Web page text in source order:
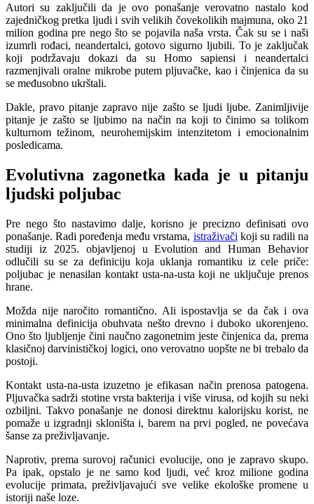
Autori su zaključili da je ovo ponašanje verovatno nastalo kod
zajedničkog pretka ljudi i svih velikih čovekolikih majmuna, oko 21
milion godina pre nego što se pojavila naša vrsta. Čak su se i naši
izumrli rođaci, neandertalci, gotovo sigurno ljubili. To je zaključak
koji podržavaju dokazi da su Homo sapiensi i neandertalci
razmenjivali oralne mikrobe putem pljuvačke, kao i činjenica da su
se međusobno ukrštali.
Dakle, pravo pitanje zapravo nije zašto se ljudi ljube. Zanimljivije
pitanje je zašto se ljubimo na način na koji to činimo sa tolikom
kulturnom težinom, neurohemijskim intenzitetom i emocionalnim
posledicama.
Evolutivna zagonetka kada je u pitanju
ljudski poljubac
Pre nego što nastavimo dalje, korisno je precizno definisati ovo
ponašanje. Radi poređenja među vrstama, istraživači koji su radili na
studiji iz 2025. objavljenoj u Evolution and Human Behavior
odlučili su se za definiciju koja uklanja romantiku iz cele priče:
poljubac je nenasilan kontakt usta-na-usta koji ne uključuje prenos
hrane.
Možda nije naročito romantično. Ali ispostavlja se da čak i ova
minimalna definicija obuhvata nešto drevno i duboko ukorenjeno.
Ono što ljubljenje čini naučno zagonetnim jeste činjenica da, prema
klasičnoj darvinističkoj logici, ono verovatno uopšte ne bi trebalo da
postoji.
Kontakt usta-na-usta izuzetno je efikasan način prenosa patogena.
Pljuvačka sadrži stotine vrsta bakterija i više virusa, od kojih su neki
ozbiljni. Takvo ponašanje ne donosi direktnu kalorijsku korist, ne
pomaže u izgradnji skloništa i, barem na prvi pogled, ne povećava
šanse za preživljavanje.
Naprotiv, prema surovoj računici evolucije, ono je zapravo skupo.
Pa ipak, opstalo je ne samo kod ljudi, već kroz milione godina
evolucije primata, preživljavajući sve velike ekološke promene u
istoriji naše loze.